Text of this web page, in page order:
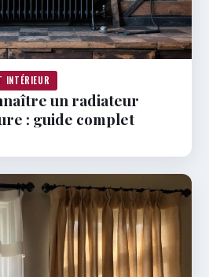
INTÉRIEUR
un radiateur
: guide complet